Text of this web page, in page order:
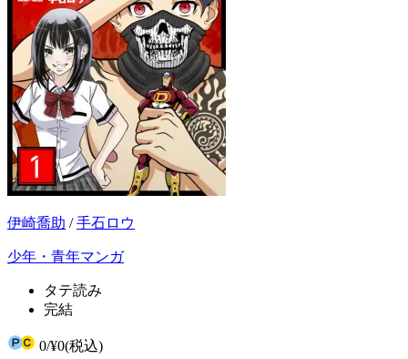
伊崎喬助 /手石ロウ
少年・青年マンガ
タテ読み
完結
0/¥0(税込)